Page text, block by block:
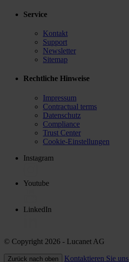
Service
Kontakt
Support
Newsletter
Sitemap
Rechtliche Hinweise
Impressum
Contractual terms
Datenschutz
Compliance
Trust Center
Cookie-Einstellungen
Instagram
Youtube
LinkedIn
© Copyright 2026 - Lucanet AG
Zurück nach oben Kontaktieren Sie uns